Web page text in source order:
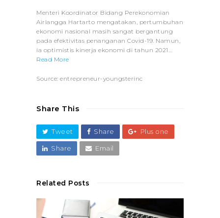
Menteri Koordinator Bidang Perekonomian
Airlangga Hartarto mengatakan, pertumbuhan
ekonomi nasional masih sangat bergantung
pada efektivitas penanganan Covid-19. Namun,
ia optimistis kinerja ekonomi di tahun 2021…
Read More
Source: entrepreneur-youngsterinc
Share This
Tweet Share Plus one
Share Email
Related Posts